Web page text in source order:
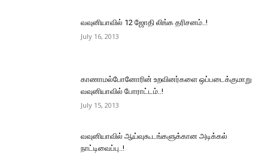
வவுனியாவில் 12 ஜோதி லிங்க தரிசனம்..!
July 16, 2013
காணாமல்போனோரின் உறவினர்களை ஒப்படைக்குமாறு
வவுனியாவில் போராட்டம்..!
July 15, 2013
வவுனியாவில் ஆய்வுகூடங்களுக்கான அடிக்கல்
நாட்டிவைப்பு..!